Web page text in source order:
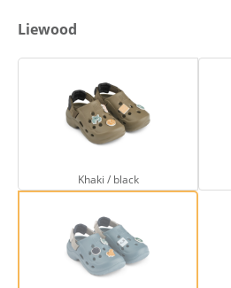
auswählen
Liewood
Khaki / black
Khaki / black
Whale blue mix
(Diese Option ist zurzeit